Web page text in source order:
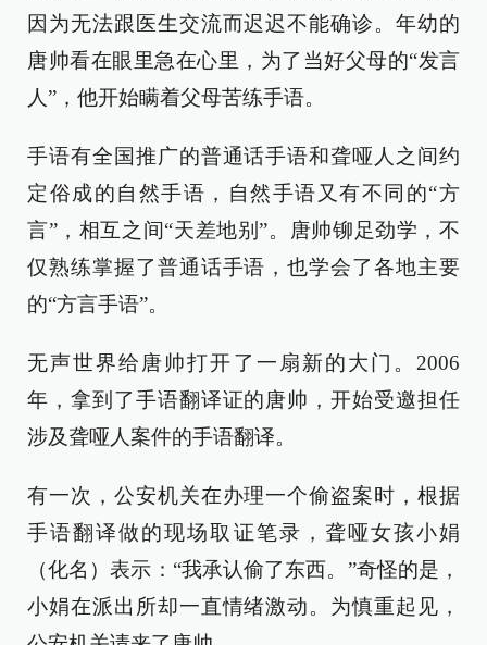
因为无法跟医生交流而迟迟不能确诊。年幼的
唐帅看在眼里急在心里，为了当好父母的“发言
人”，他开始瞒着父母苦练手语。
手语有全国推广的普通话手语和聋哑人之间约
定俗成的自然手语，自然手语又有不同的“方
言”，相互之间“天差地别”。唐帅铆足劲学，不
仅熟练掌握了普通话手语，也学会了各地主要
的“方言手语”。
无声世界给唐帅打开了一扇新的大门。2006
年，拿到了手语翻译证的唐帅，开始受邀担任
涉及聋哑人案件的手语翻译。
有一次，公安机关在办理一个偷盗案时，根据
手语翻译做的现场取证笔录，聋哑女孩小娟
（化名）表示：“我承认偷了东西。”奇怪的是，
小娟在派出所却一直情绪激动。为慎重起见，